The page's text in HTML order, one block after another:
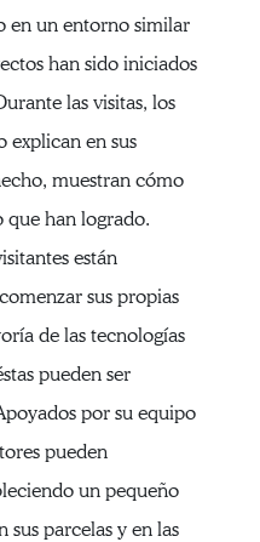
en un entorno similar
han sido iniciados
las visitas, los
explican en sus
muestran cómo
que han logrado.
están
sus propias
de las tecnologías
pueden ser
por su equipo
pueden
un pequeño
sus parcelas y en las